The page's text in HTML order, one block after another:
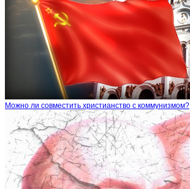
Можно ли совместить христианство с коммунизмом?